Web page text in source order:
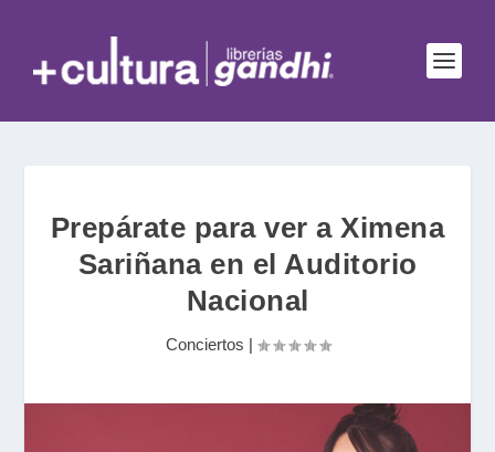
Prepárate para ver a Ximena
Sariñana en el Auditorio
Nacional
Conciertos |